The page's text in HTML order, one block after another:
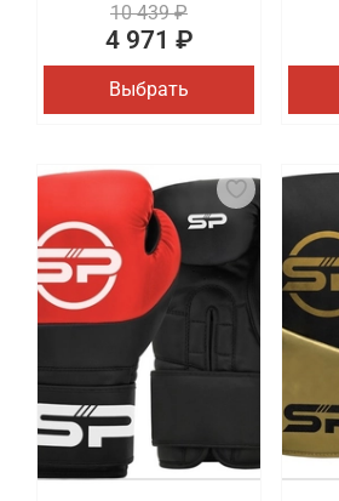
10 439 ₽
4 971 ₽
Выбрать